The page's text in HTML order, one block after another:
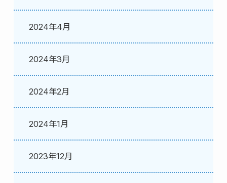
2024年4月
2024年3月
2024年2月
2024年1月
2023年12月